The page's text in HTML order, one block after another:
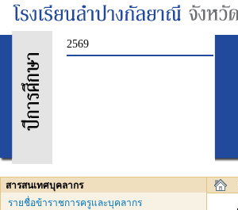
2569
สารสนเทศบุคลากร
รายชื่อข้าราชการครูและบุคลากร